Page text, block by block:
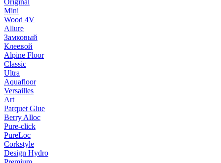
Original
Mini
Wood 4V
Allure
Замковый
Клеевой
Alpine Floor
Classic
Ultra
Aquafloor
Versailles
Art
Parquet Glue
Berry Alloc
Pure-click
PureLoc
Corkstyle
Design Hydro